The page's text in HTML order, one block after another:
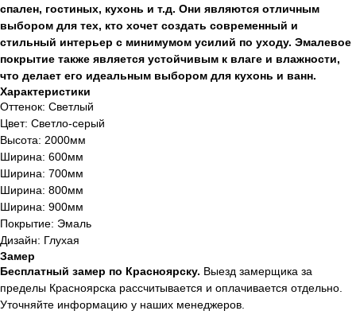
спален, гостиных, кухонь и т.д. Они являются отличным
выбором для тех, кто хочет создать современный и
стильный интерьер с минимумом усилий по уходу. Эмалевое
покрытие также является устойчивым к влаге и влажности,
что делает его идеальным выбором для кухонь и ванн.
Характеристики
Оттенок: Светлый
Цвет: Светло-серый
Высота: 2000мм
Ширина: 600мм
Ширина: 700мм
Ширина: 800мм
Ширина: 900мм
Покрытие: Эмаль
Дизайн: Глухая
Замер
Бесплатный замер по Красноярску. Выезд замерщика за
пределы Красноярска рассчитывается и оплачивается отдельно.
Уточняйте информацию у наших менеджеров.